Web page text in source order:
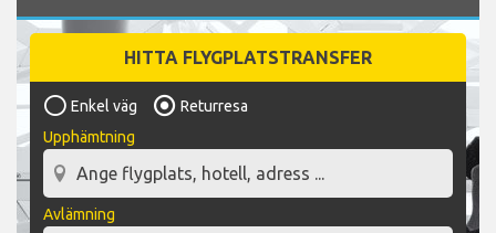
HITTA FLYGPLATSTRANSFER
Enkel väg
Returresa
Upphämtning
Avlämning